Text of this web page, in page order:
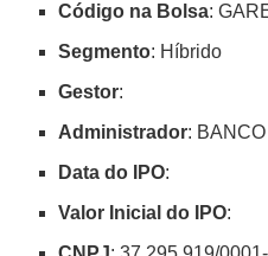
Código na Bolsa:
Segmento: Híbrido
Gestor:
Administrador:
Data do IPO:
Valor Inicial do IPO: